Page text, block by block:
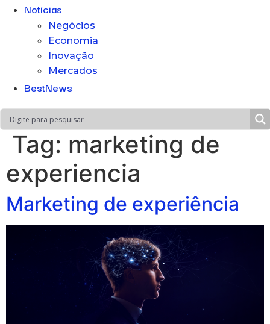
Notícias
Negócios
Economia
Inovação
Mercados
BestNews
Tag: marketing de
experiencia
Marketing de experiência